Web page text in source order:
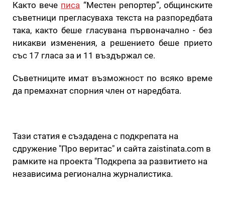
Както вече писа “Местен репортер”, общинските
съветници прегласуваха текста на разпоредбата
така, както беше гласувана първоначално - без
никакви изменения, а решението беше прието
със 17 гласа за и 11 въздържал се.
Съветниците имат възможност по всяко време
да премахнат спорния член от наредбата.
Тази статия е създадена с подкрепата на
сдружение "Про веритас" и сайта zaistinata.com в
рамките на проекта "Подкрепа за развитието на
независима регионална журналистика.